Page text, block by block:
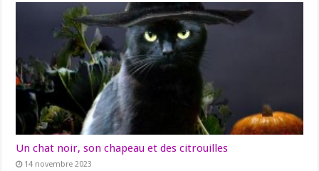
Un chat noir, son chapeau et des citrouilles
14 novembre 2023